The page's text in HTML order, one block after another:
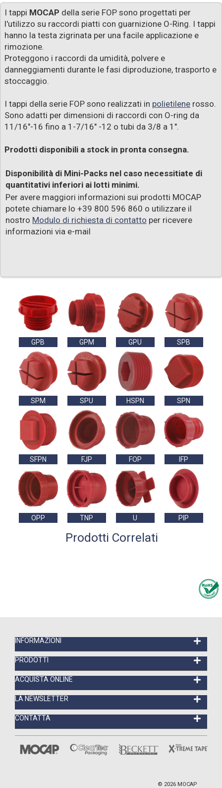
I tappi MOCAP della serie FOP sono progettati per
l'utilizzo su raccordi piatti con guarnizione O-Ring. I tappi
hanno la testa zigrinata per una facile applicazione e
rimozione.
Proteggono i raccordi da umidità, polvere e
danneggiamenti durante le fasi diproduzione, trasporto e
stoccaggio.
I tappi della serie FOP sono realizzati in polietilene rosso.
Sono adatti per dimensioni di raccordi con O-ring da
11/16"-16 fino a 1-7/16" -12 o tubi da 3/8 a 1".
Prodotti disponibili a stock in pronta consegna.
Disponibilità di Mini-Packs nel caso necessitiate di
quantitativi inferiori ai lotti minimi.
Per avere maggiori informazioni sui prodotti MOCAP
potete chiamare lo +39 800 596 860 o utilizzare il
nostro Modulo di richiesta di contatto per ricevere
informazioni via e-mail
GPB GPM GPU SPB
SPM SPU HSPN SPN
SFPN FJP FOP IFP
OPP TNP U PIP
Prodotti Correlati
INFORMAZIONI
PRODOTTI
ACQUISTA ONLINE
LA NEWSLETTER
CONTATTA
© 2026 MOCAP